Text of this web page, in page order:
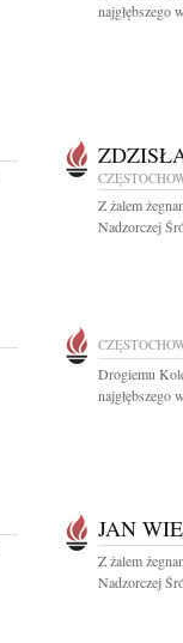
najgłębszego
Z żalem
Nadzorczej
Drogiemu
najgłębszego
JAN
Z żalem
Nadzorczej